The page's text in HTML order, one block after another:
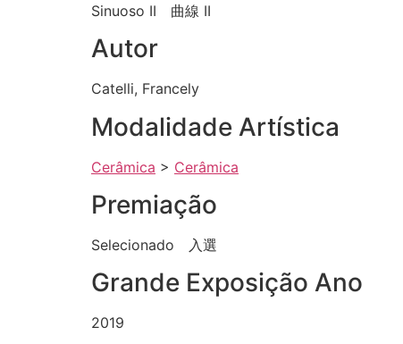
Sinuoso II 曲線 II
Autor
Catelli, Francely
Modalidade Artística
Cerâmica > Cerâmica
Premiação
Selecionado 入選
Grande Exposição Ano
2019